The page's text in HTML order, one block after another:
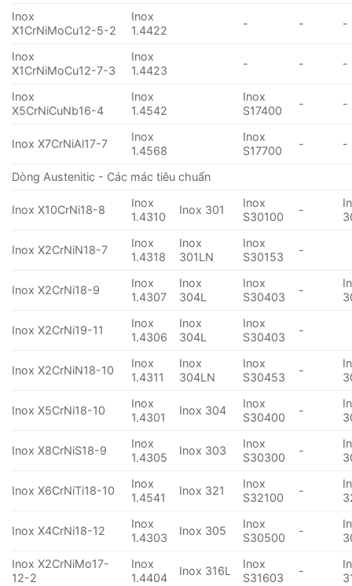
Inox
X1CrNiMoCu12-5-2
Inox
1.4422
- - -
Inox
X1CrNiMoCu12-7-3
Inox
1.4423
- - -
Inox
X5CrNiCuNb16-4
Inox
1.4542
Inox
S17400
- -
Inox X7CrNiAl17-7
Inox
1.4568
Inox
S17700
- -
Dòng Austenitic - Các mác tiêu chuẩn
Inox X10CrNi18-8
Inox
1.4310
Inox 301
Inox
S30100
-
Inox X2CrNiN18-7
Inox
1.4318
Inox
301LN
Inox
S30153
-
Inox X2CrNi18-9
Inox
1.4307
Inox
304L
Inox
S30403
-
Inox X2CrNi19-11
Inox
1.4306
Inox
304L
Inox
S30403
-
Inox X2CrNiN18-10
Inox
1.4311
Inox
304LN
Inox
S30453
-
Inox X5CrNi18-10
Inox
1.4301
Inox 304
Inox
S30400
-
Inox X8CrNiS18-9
Inox
1.4305
Inox 303
Inox
S30300
-
Inox X6CrNiTi18-10
Inox
1.4541
Inox 321
Inox
S32100
-
Inox X4CrNi18-12
Inox
1.4303
Inox 305
Inox
S30500
-
Inox X2CrNiMo17-
12-2
Inox
1.4404
Inox 316L
Inox
S31603
-